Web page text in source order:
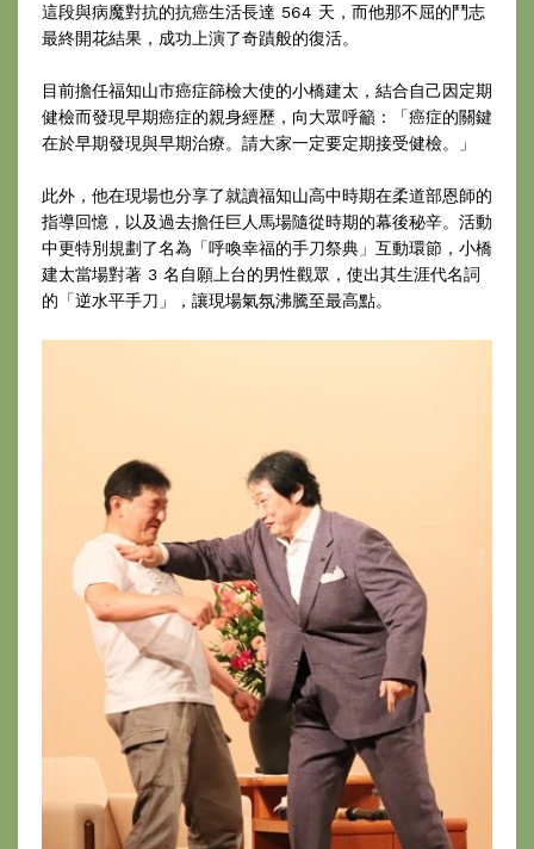
這段與病魔對抗的抗癌生活長達 564 天，而他那不屈的鬥志
最終開花結果，成功上演了奇蹟般的復活。
目前擔任福知山市癌症篩檢大使的小橋建太，結合自己因定期
健檢而發現早期癌症的親身經歷，向大眾呼籲：「癌症的關鍵
在於早期發現與早期治療。請大家一定要定期接受健檢。」
此外，他在現場也分享了就讀福知山高中時期在柔道部恩師的
指導回憶，以及過去擔任巨人馬場隨從時期的幕後秘辛。活動
中更特別規劃了名為「呼喚幸福的手刀祭典」互動環節，小橋
建太當場對著 3 名自願上台的男性觀眾，使出其生涯代名詞
的「逆水平手刀」，讓現場氣氛沸騰至最高點。